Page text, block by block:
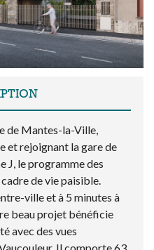
de Mantes-la-Ville,
et rejoignant la gare de
J, le programme des
de vie paisible.
ville et à 5 minutes à
beau projet bénéficie
avec des vues